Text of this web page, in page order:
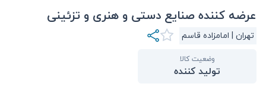
عرضه کننده صنايع دستى و هنرى و تزئينى
تهران | امامزاده قاسم
وضعیت کالا
تولید کننده